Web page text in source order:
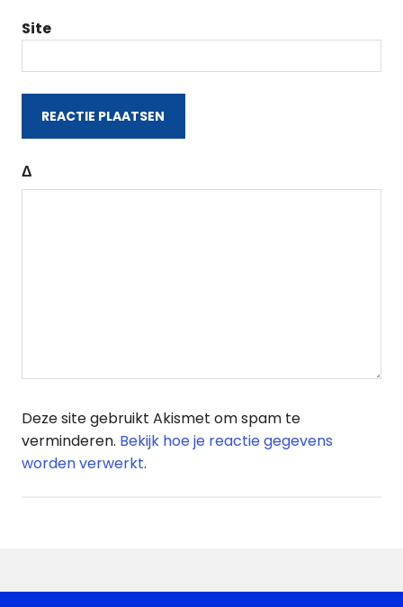
Site
Δ
Deze site gebruikt Akismet om spam te
verminderen. Bekijk hoe je reactie gegevens
worden verwerkt.